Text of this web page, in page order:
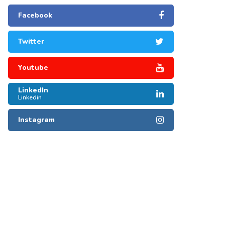
Facebook
Twitter
Youtube
LinkedIn
Linkedin
Instagram